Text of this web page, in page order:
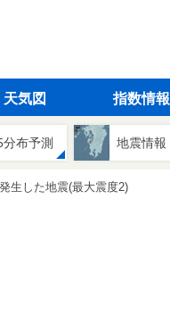
天気図 指数情報
布予測 地震情報
生した地震(最大震度2)